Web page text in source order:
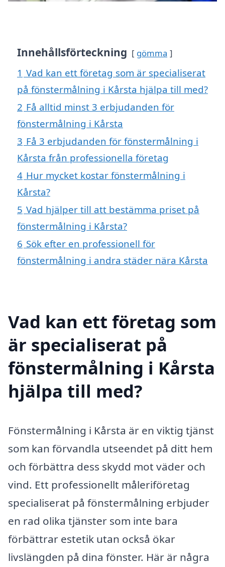
Innehållsförteckning gömma
1 Vad kan ett företag som är specialiserat
på fönstermålning i Kårsta hjälpa till med?
2 Få alltid minst 3 erbjudanden för
fönstermålning i Kårsta
3 Få 3 erbjudanden för fönstermålning i
Kårsta från professionella företag
4 Hur mycket kostar fönstermålning i
Kårsta?
5 Vad hjälper till att bestämma priset på
fönstermålning i Kårsta?
6 Sök efter en professionell för
fönstermålning i andra städer nära Kårsta
Vad kan ett företag som
är specialiserat på
fönstermålning i Kårsta
hjälpa till med?
Fönstermålning i Kårsta är en viktig tjänst
som kan förvandla utseendet på ditt hem
och förbättra dess skydd mot väder och
vind. Ett professionellt måleriföretag
specialiserat på fönstermålning erbjuder
en rad olika tjänster som inte bara
förbättrar estetik utan också ökar
livslängden på dina fönster. Här är några